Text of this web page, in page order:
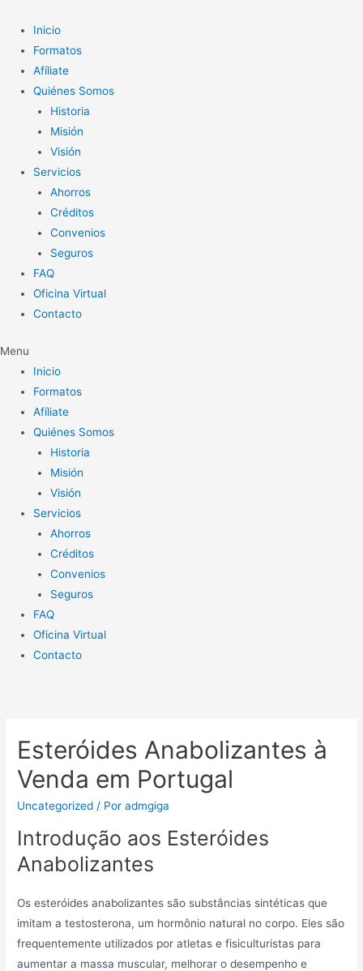
contenido
Inicio
Formatos
Afíliate
Quiénes Somos
Historia
Misión
Visión
Servicios
Ahorros
Créditos
Convenios
Seguros
FAQ
Oficina Virtual
Contacto
Menu
Inicio
Formatos
Afíliate
Quiénes Somos
Historia
Misión
Visión
Servicios
Ahorros
Créditos
Convenios
Seguros
FAQ
Oficina Virtual
Contacto
Esteróides Anabolizantes à
Venda em Portugal
Uncategorized / Poradmgiga
Introdução aos Esteróides
Anabolizantes
Os esteróides anabolizantes são substâncias sintéticas que
imitam a testosterona, um hormônio natural no corpo. Eles são
frequentemente utilizados por atletas e fisiculturistas para
aumentar a massa muscular, melhorar o desempenho e